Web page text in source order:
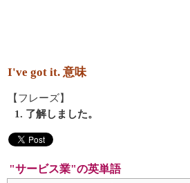
I've got it. 意味
【フレーズ】
1. 了解しました。
"サービス業"の英単語